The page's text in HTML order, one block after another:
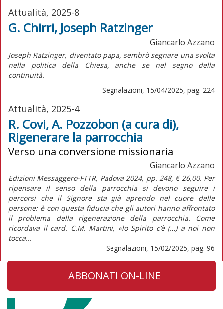
Attualità, 2025-8
G. Chirri, Joseph Ratzinger
Giancarlo Azzano
Joseph Ratzinger, diventato papa, sembrò segnare una svolta
nella politica della Chiesa, anche se nel segno della
continuità.
Segnalazioni, 15/04/2025, pag. 224
Attualità, 2025-4
R. Covi, A. Pozzobon (a cura di),
Rigenerare la parrocchia
Verso una conversione missionaria
Giancarlo Azzano
Edizioni Messaggero-FTTR, Padova 2024, pp. 248, € 26,00. Per
ripensare il senso della parrocchia si devono seguire i
percorsi che il Signore sta già aprendo nel cuore delle
persone: è con questa fiducia che gli autori hanno affrontato
il problema della rigenerazione della parrocchia. Come
ricordava il card. C.M. Martini, «lo Spirito c’è (…) a noi non
tocca...
Segnalazioni, 15/02/2025, pag. 96
ABBONATI ON-LINE